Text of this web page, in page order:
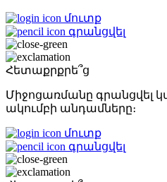
մուտք
գրանցվել
Հետաքրքրե՞ց
Միջոցառմանը գրանցվել
ակումբի անդամները։
մուտք
գրանցվել